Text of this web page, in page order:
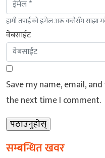
हामी तपाईंको इमेल अरू कसैसँग साझा
वेबसाईट
Save my name, email,
the next time I comment.
सम्बन्धित खवर